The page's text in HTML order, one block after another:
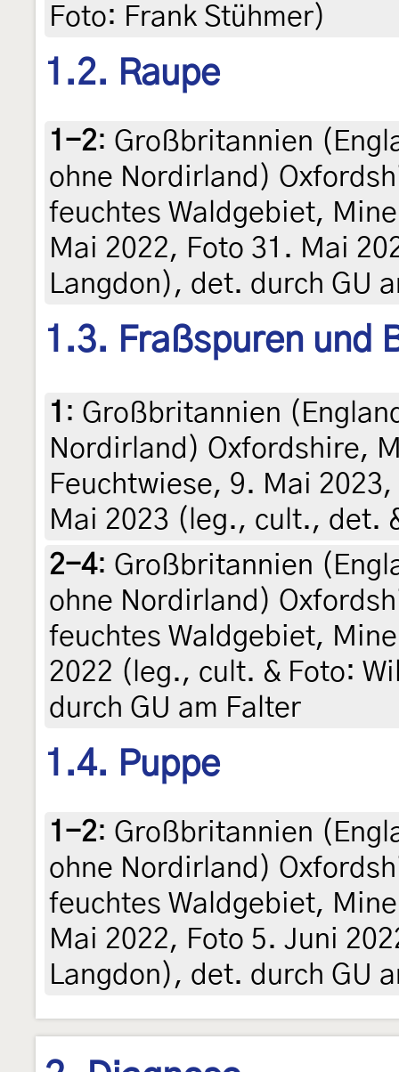
Foto: Frank Stühmer)
1.2. Raupe
1-2: Großbritannien
ohne Nordirland)
feuchtes Waldgebiet,
Mai 2022, Foto 31. Mai
Langdon), det. durch GU
1.3. Fraßspuren und
1 : Großbritannien
Nordirland) Oxfordshire,
Feuchtwiese, 9. Mai
Mai 2023 (leg., cult., det.
2-4: Großbritannien
ohne Nordirland)
feuchtes Waldgebiet,
2022 (leg., cult. & Foto:
durch GU am Falter
1.4. Puppe
1-2: Großbritannien
ohne Nordirland)
feuchtes Waldgebiet,
Mai 2022, Foto 5. Juni
Langdon), det. durch GU